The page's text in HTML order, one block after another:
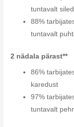
tuntavalt
88%
tuntavalt
2 nädala pärast**
86%
karedust
97%
tuntavalt